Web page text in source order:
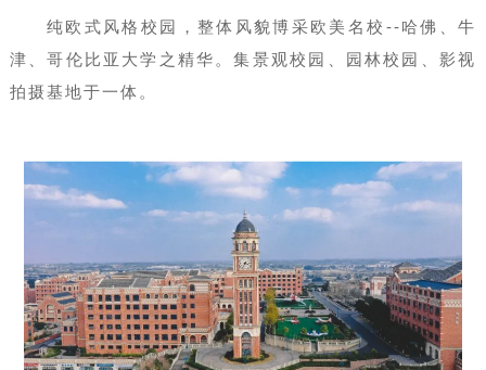
纯欧式风格校园，整体风貌博采欧美名校--哈佛、牛
津、哥伦比亚大学之精华。集景观校园、园林校园、影视
拍摄基地于一体。